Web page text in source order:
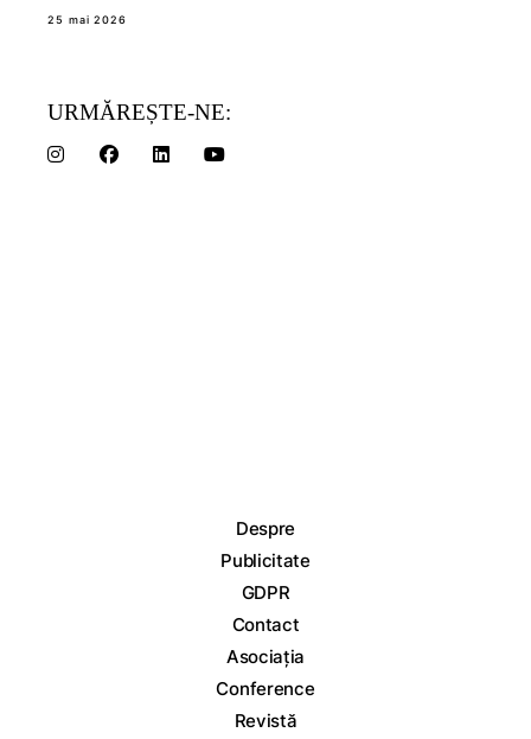
25 mai 2026
URMĂREȘTE-NE:
Despre
Publicitate
GDPR
Contact
Asociația
Conference
Revistă